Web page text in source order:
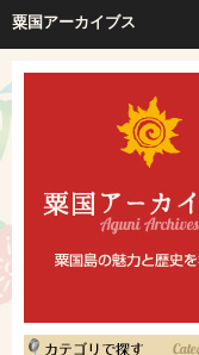
粟国アーカイブス